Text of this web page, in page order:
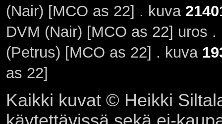
(Nair) [MCO as 22] . kuva
DVM (Nair) [MCO as 22] uros
(Petrus) [MCO as 22] . kuva
as 22]
Kaikki kuvat © Heikki